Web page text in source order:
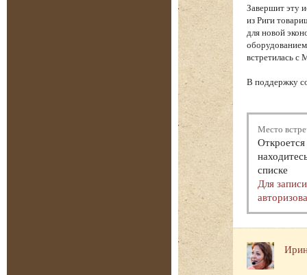
Завершит эту
из Риги
для новой
встретилась с
В поддержку
Место
списке
Для